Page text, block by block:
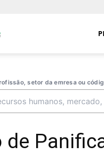
Portal
setor da emresa ou
de